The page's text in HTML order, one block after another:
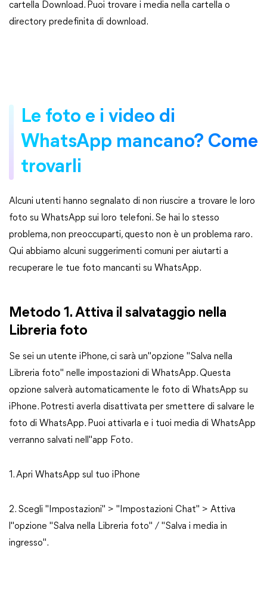
cartella Download. Puoi trovare i media nella cartella o
directory predefinita di download.
Le foto e i video di
WhatsApp mancano? Come
trovarli
Alcuni utenti hanno segnalato di non riuscire a trovare le loro
foto su WhatsApp sui loro telefoni. Se hai lo stesso
problema, non preoccuparti, questo non è un problema raro.
Qui abbiamo alcuni suggerimenti comuni per aiutarti a
recuperare le tue foto mancanti su WhatsApp.
Metodo 1. Attiva il salvataggio nella
Libreria foto
Se sei un utente iPhone, ci sarà un"opzione "Salva nella
Libreria foto" nelle impostazioni di WhatsApp. Questa
opzione salverà automaticamente le foto di WhatsApp su
iPhone. Potresti averla disattivata per smettere di salvare le
foto di WhatsApp. Puoi attivarla e i tuoi media di WhatsApp
verranno salvati nell"app Foto.
1. Apri WhatsApp sul tuo iPhone
2. Scegli "Impostazioni" > "Impostazioni Chat" > Attiva
l"opzione "Salva nella Libreria foto" / "Salva i media in
ingresso".